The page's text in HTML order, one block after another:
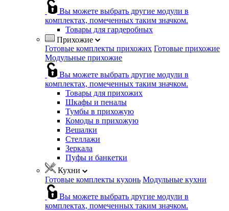
Вы можете выбрать другие модули в
комплектах, помеченных таким значком.
Товары для гардеробных
Прихожие
Готовые комплекты прихожих Готовые прихожие
Модульные прихожие
Вы можете выбрать другие модули в
комплектах, помеченных таким значком.
Товары для прихожих
Шкафы и пеналы
Тумбы в прихожую
Комоды в прихожую
Вешалки
Стеллажи
Зеркала
Пуфы и банкетки
Кухни
Готовые комплекты кухонь Модульные кухни
Вы можете выбрать другие модули в
комплектах, помеченных таким значком.